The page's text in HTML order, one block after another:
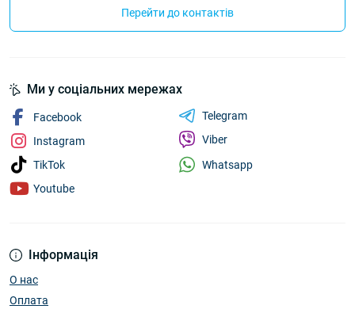
Перейти до контактів
Інформація
О нас
Оплата
Ми у соціальних мережах
Facebook
Instagram
TikTok
Youtube
Telegram
Viber
Whatsapp